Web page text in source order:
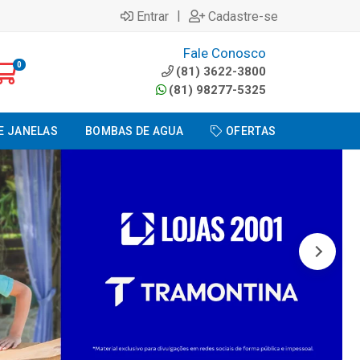
Entrar | Cadastre-se
0
Fale Conosco
(81) 3622-3800
(81) 98277-5325
JANELAS BOMBAS DE AGUA OFERTAS